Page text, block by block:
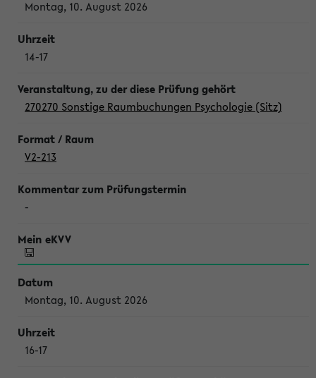
Montag, 10. August 2026
14-17
270270 Sonstige Raumbuchungen Psychologie (Sitz)
V2-213
-
Montag, 10. August 2026
16-17